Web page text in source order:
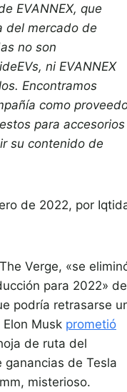
EVANNEX, que
del mercado de
no son
ni EVANNEX
Encontramos
como
para accesorios
su contenido de
de 2022, por
Verge, «se
para 2022»
podría retrasarse
Musk prometió
de ruta del
de Tesla
misterioso.